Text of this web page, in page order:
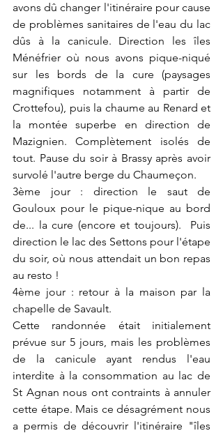
avons dû changer l'itinéraire pour cause
de problèmes sanitaires de l'eau du lac
dûs à la canicule. Direction les îles
Ménéfrier où nous avons pique-niqué
sur les bords de la cure (paysages
magnifiques notamment à partir de
Crottefou), puis la chaume au Renard et
la montée superbe en direction de
Mazignien. Complètement isolés de
tout. Pause du soir à Brassy après avoir
survolé l'autre berge du Chaumeçon.
3ème jour : direction le saut de
Gouloux pour le pique-nique au bord
de... la cure (encore et toujours).  Puis
direction le lac des Settons pour l'étape
du soir, où nous attendait un bon repas
au resto !
4ème jour : retour à la maison par la
chapelle de Savault.
Cette randonnée était initialement
prévue sur 5 jours, mais les problèmes
de la canicule ayant rendus l'eau
interdite à la consommation au lac de
St Agnan nous ont contraints à annuler
cette étape. Mais ce désagrément nous
a permis de découvrir l'itinéraire "îles